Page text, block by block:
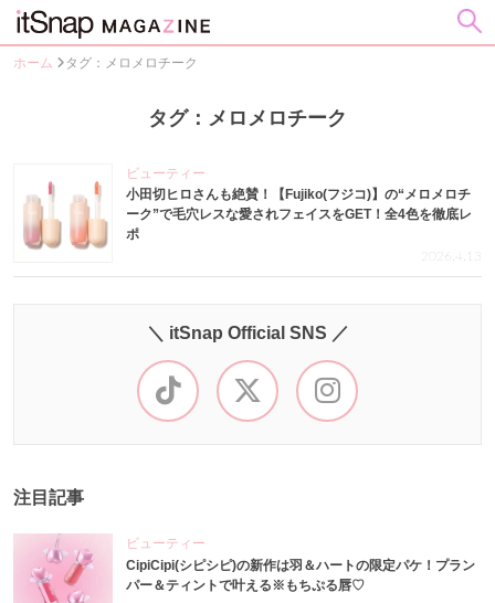
ホーム タグ：メロメロチーク
タグ：メロメロチーク
ビューティー
小田切ヒロさんも絶賛！【Fujiko(フジコ)】の“メロメロチ
ーク”で毛穴レスな愛されフェイスをGET！全4色を徹底レ
ポ
2026.4.13
＼ itSnap Official SNS ／
注目記事
ビューティー
CipiCipi(シピシピ)の新作は羽＆ハートの限定パケ！プラン
パー＆ティントで叶える※もちぷる唇♡